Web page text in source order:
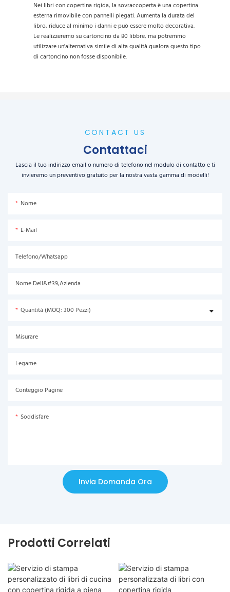
Nei libri con copertina rigida, la sovraccoperta è una copertina
esterna rimovibile con pannelli piegati. Aumenta la durata del
libro, riduce al minimo i danni e può essere molto decorativa.
Le realizzeremo su cartoncino da 80 libbre, ma potremmo
utilizzare un'alternativa simile di alta qualità qualora questo tipo
di cartoncino non fosse disponibile.
CONTACT US
Contattaci
Lascia il tuo indirizzo email o numero di telefono nel modulo di contatto e ti
invieremo un preventivo gratuito per la nostra vasta gamma di modelli!
Nome
E-Mail
Telefono/Whatsapp
Nome Dell&#39;azienda
Quantità (MOQ: 300 Pezzi)
Misurare
Legame
Conteggio Pagine
Soddisfare
Invia Domanda Ora
Prodotti Correlati